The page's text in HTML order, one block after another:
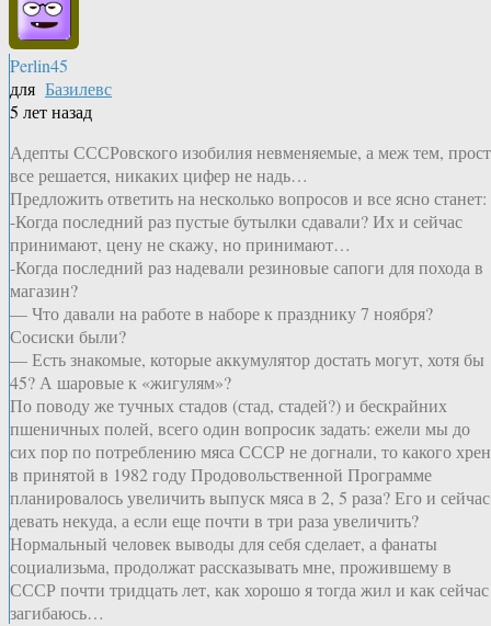
Perlin45
для Базилевс
5 лет назад
Адепты СССРовского изобилия невменяемые, а меж тем,
все решается, никаких цифер не надь…
Предложить ответить на несколько вопросов и все ясно станет:
-Когда последний раз пустые бутылки сдавали? Их и сейчас
принимают, цену не скажу, но принимают…
-Когда последний раз надевали резиновые сапоги для похода в
магазин?
— Что давали на работе в наборе к празднику 7 ноября?
Сосиски были?
— Есть знакомые, которые аккумулятор достать могут, хотя бы
45? А шаровые к «жигулям»?
По поводу же тучных стадов (стад, стадей?) и бескрайних
пшеничных полей, всего один вопросик задать: ежели мы до
сих пор по потреблению мяса СССР не догнали, то какого
в принятой в 1982 году Продовольственной Программе
планировалось увеличить выпуск мяса в 2, 5 раза? Его и сейчас
девать некуда, а если еще почти в три раза увеличить?
Нормальный человек выводы для себя сделает, а фанаты
социализьма, продолжат рассказывать мне, прожившему в
СССР почти тридцать лет, как хорошо я тогда жил и как сейчас
загибаюсь…